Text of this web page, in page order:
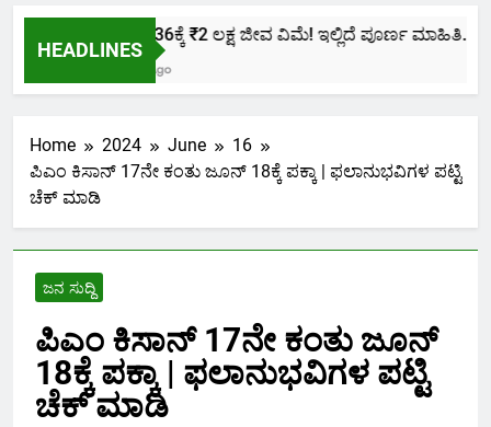
HEADLINES
ಕೇವಲ ₹436ಕ್ಕೆ ₹2 ಲಕ್ಷ ಜೀವ ವಿಮೆ! ಇಲ್ಲಿದೆ ಪೂರ್ಣ ಮಾಹಿತಿ.
Home 2024 June
16
ಪಿಎಂ ಕಿಸಾನ್ 17ನೇ ಕಂತು ಜೂನ್ 18ಕ್ಕೆ ಪಕ್ಕಾ | ಫಲಾನುಭವಿಗಳ ಪಟ್ಟಿ
ಚೆಕ್ ಮಾಡಿ
ಜನ ಸುದ್ದಿ
ಪಿಎಂ ಕಿಸಾನ್ 17ನೇ ಕಂತು ಜೂನ್
18ಕ್ಕೆ ಪಕ್ಕಾ | ಫಲಾನುಭವಿಗಳ ಪಟ್ಟಿ
ಚೆಕ್ ಮಾಡಿ